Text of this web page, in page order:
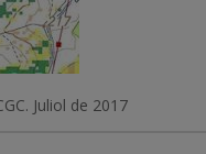
Juliol de 2017